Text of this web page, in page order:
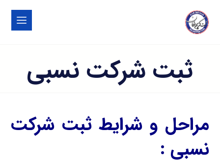
ثبت شرکت نسبی
مراحل و شرایط ثبت شرکت
نسبی :